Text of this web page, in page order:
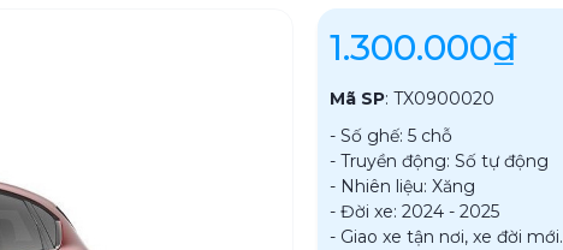
1.300.000₫
Mã SP: TX0900020
- Số ghế: 5 chỗ
- Truyền động: Số tự động
- Nhiên liệu: Xăng
- Đời xe: 2024 - 2025
- Giao xe tận nơi, xe đời mới.